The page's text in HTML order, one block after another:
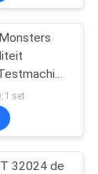
set
32024 de